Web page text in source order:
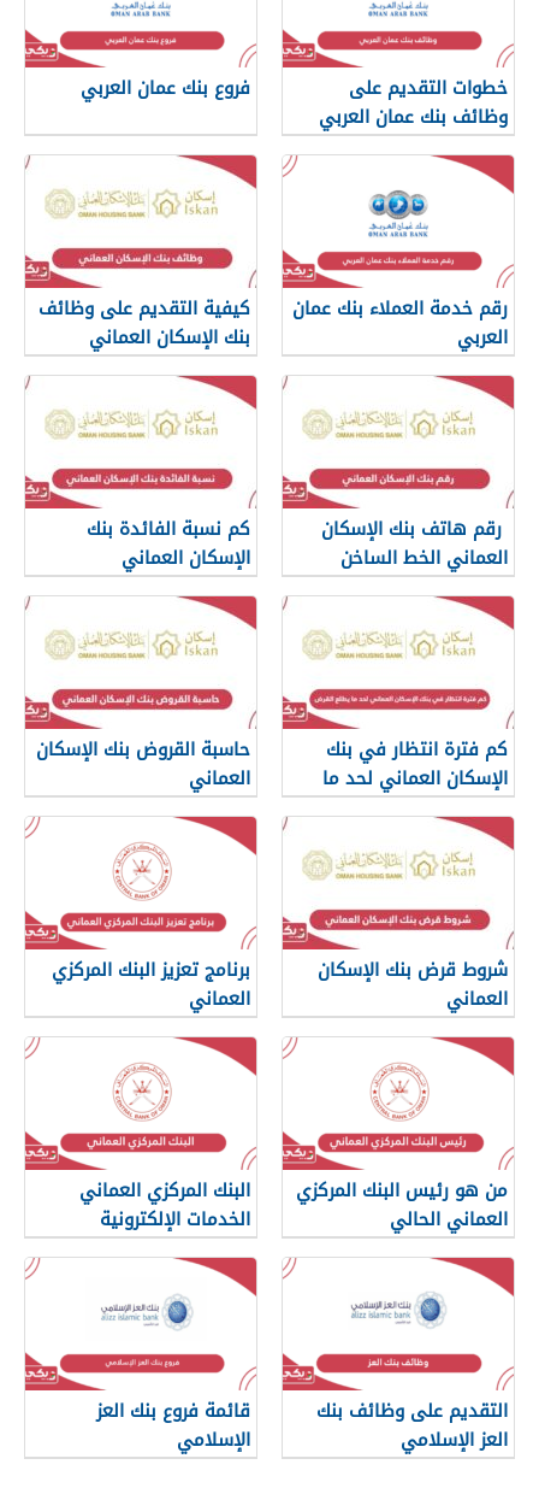
خطوات التقديم على
وظائف بنك عمان العربي
فروع بنك عمان العربي
رقم خدمة العملاء بنك عمان
العربي
كيفية التقديم على وظائف
بنك الإسكان العماني
رقم هاتف بنك الإسكان
العماني الخط الساخن
كم نسبة الفائدة بنك
الإسكان العماني
كم فترة انتظار في بنك
الإسكان العماني لحد ما
يطلع القرض
حاسبة القروض بنك الإسكان
العماني
شروط قرض بنك الإسكان
العماني
برنامج تعزيز البنك المركزي
العماني
من هو رئيس البنك المركزي
العماني الحالي
البنك المركزي العماني
الخدمات الإلكترونية
التقديم على وظائف بنك
العز الإسلامي
قائمة فروع بنك العز
الإسلامي